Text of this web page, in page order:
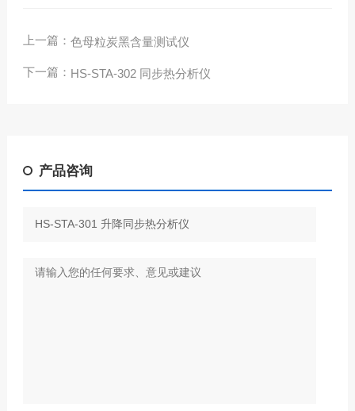
上一篇： 色母粒炭黑含量测试仪
下一篇： HS-STA-302 同步热分析仪
产品咨询